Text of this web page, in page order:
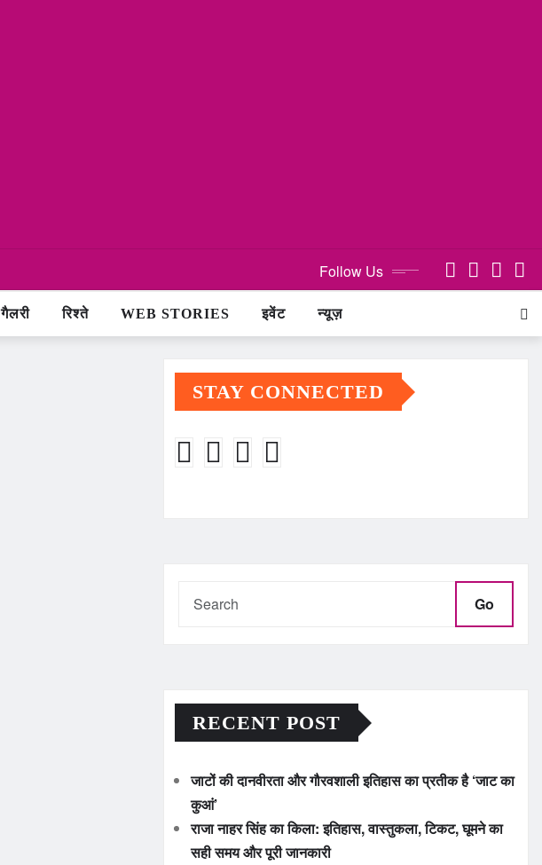
Follow Us
गैलरी रिश्ते WEB STORIES इवेंट न्यूज़
STAY CONNECTED
Go
RECENT POST
जाटों की दानवीरता और गौरवशाली इतिहास का प्रतीक है ‘जाट का
कुआं’
राजा नाहर सिंह का किला: इतिहास, वास्तुकला, टिकट, घूमने का
सही समय और पूरी जानकारी